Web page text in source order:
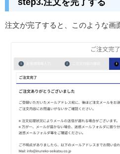
step3.注文を完了する
注文が完了すると、このような画